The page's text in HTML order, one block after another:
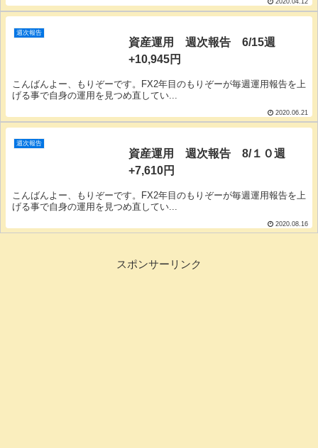
週次報告
資産運用 週次報告 6/15週
+10,945円
こんばんよー、もりぞーです。FX2年目のもりぞーが毎週運用報告を上
げる事で自身の運用を見つめ直してい...
2020.06.21
週次報告
資産運用 週次報告 8/１０週
+7,610円
こんばんよー、もりぞーです。FX2年目のもりぞーが毎週運用報告を上
げる事で自身の運用を見つめ直してい...
2020.08.16
スポンサーリンク